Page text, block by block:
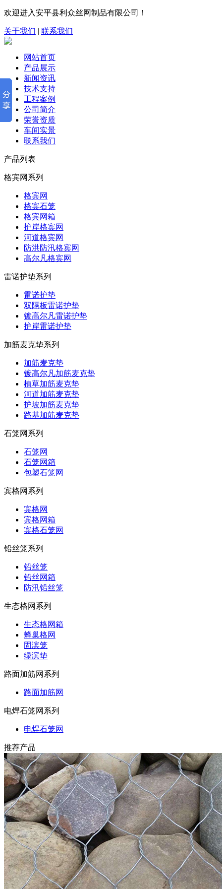
欢迎进入安平县利众丝网制品有限公司！
关于我们 | 联系我们
网站首页
产品展示
新闻资讯
技术支持
工程案例
公司简介
荣誉资质
车间实景
联系我们
产品列表
格宾网系列
格宾网
格宾石笼
格宾网箱
护岸格宾网
河道格宾网
防洪防汛格宾网
高尔凡格宾网
雷诺护垫系列
雷诺护垫
双隔板雷诺护垫
镀高尔凡雷诺护垫
护岸雷诺护垫
加筋麦克垫系列
加筋麦克垫
镀高尔凡加筋麦克垫
植草加筋麦克垫
河道加筋麦克垫
护坡加筋麦克垫
路基加筋麦克垫
石笼网系列
石笼网
石笼网箱
包塑石笼网
宾格网系列
宾格网
宾格网箱
宾格石笼网
铅丝笼系列
铅丝笼
铅丝网箱
防汛铅丝笼
生态格网系列
生态格网箱
蜂巢格网
固滨笼
绿滨垫
路面加筋网系列
路面加筋网
电焊石笼网系列
电焊石笼网
推荐产品